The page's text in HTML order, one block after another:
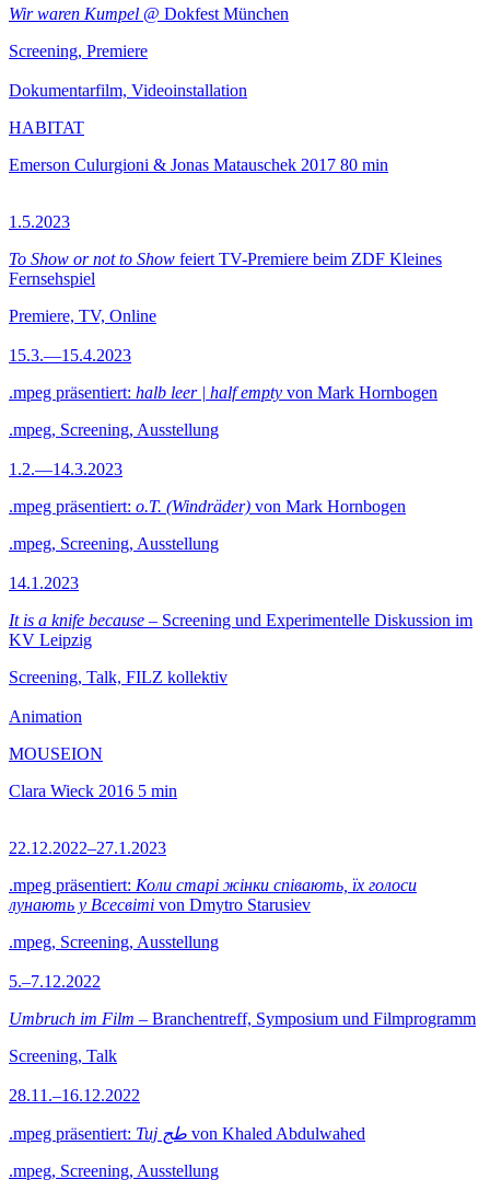
Wir waren Kumpel @ Dokfest München
Screening, Premiere
Dokumentarfilm, Videoinstallation
HABITAT
Emerson Culurgioni & Jonas Matauschek 2017 80 min
1.5.2023
To Show or not to Show feiert TV-Premiere beim ZDF Kleines
Fernsehspiel
Premiere, TV, Online
15.3.—15.4.2023
.mpeg präsentiert: halb leer | half empty von Mark Hornbogen
.mpeg, Screening, Ausstellung
1.2.—14.3.2023
.mpeg präsentiert: o.T. (Windräder) von Mark Hornbogen
.mpeg, Screening, Ausstellung
14.1.2023
It is a knife because – Screening und Experimentelle Diskussion im
KV Leipzig
Screening, Talk, FILZ kollektiv
Animation
MOUSEION
Clara Wieck 2016 5 min
22.12.2022–27.1.2023
.mpeg präsentiert: Коли старі жінки співають, їх голоси
лунають у Всесвіті von Dmytro Starusiev
.mpeg, Screening, Ausstellung
5.–7.12.2022
Umbruch im Film – Branchentreff, Symposium und Filmprogramm
Screening, Talk
28.11.–16.12.2022
.mpeg präsentiert: Tuj طج von Khaled Abdulwahed
.mpeg, Screening, Ausstellung